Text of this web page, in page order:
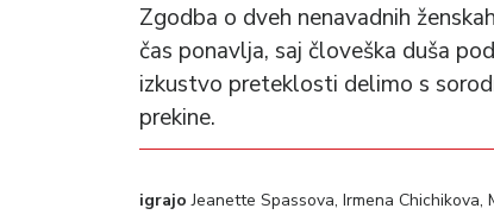
Zgodba o dveh nenavadnih
čas ponavlja, saj človeška duša
izkustvo preteklosti delimo s
prekine.
igrajo Jeanette Spassova, Irmena Chichikova,